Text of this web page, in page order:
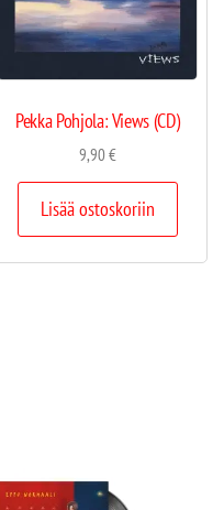
Pekka Pohjola: Views (CD)
9,90€
Lisää ostoskoriin